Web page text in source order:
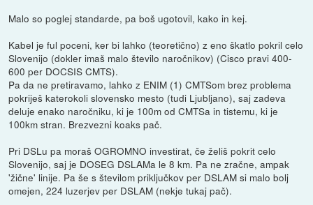
Malo so poglej standarde, pa boš ugotovil, kako in kej.
Kabel je ful poceni, ker bi lahko (teoretično) z eno škatlo pokril celo
Slovenijo (dokler imaš malo število naročnikov) (Cisco pravi 400-
600 per DOCSIS CMTS).
Pa da ne pretiravamo, lahko z ENIM (1) CMTSom brez problema
pokriješ katerokoli slovensko mesto (tudi Ljubljano), saj zadeva
deluje enako naročniku, ki je 100m od CMTSa in tistemu, ki je
100km stran. Brezvezni koaks pač.
Pri DSLu pa moraš OGROMNO investirat, če želiš pokrit celo
Slovenijo, saj je DOSEG DSLAMa le 8 km. Pa ne zračne, ampak
'žične' linije. Pa še s številom priključkov per DSLAM si malo bolj
omejen, 224 luzerjev per DSLAM (nekje tukaj pač).